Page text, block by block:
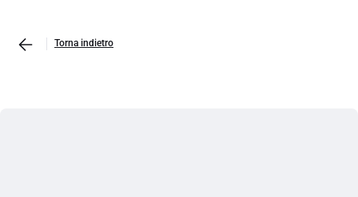
Torna indietro